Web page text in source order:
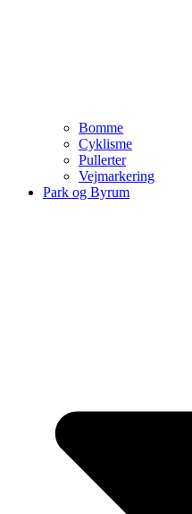
Bomme
Cyklisme
Pullerter
Vejmarkering
Park og Byrum